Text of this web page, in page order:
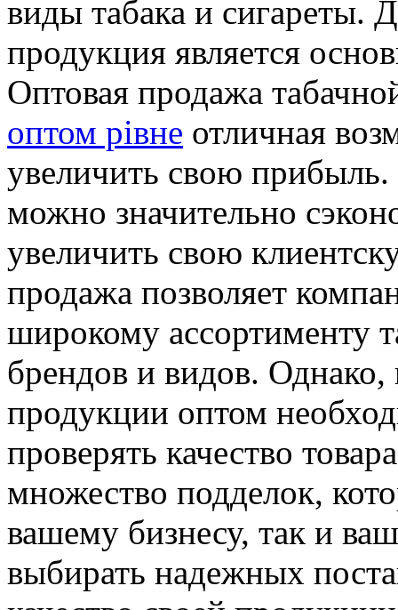
виды табака и сигареты.
продукция является
Оптовая продажа
оптом рівне отличная
увеличить свою
можно значительно
увеличить свою
продажа позволяет
широкому ассортименту
брендов и видов. Однако,
продукции оптом
проверять качество
множество подделок,
вашему бизнесу, так и
выбирать надежных